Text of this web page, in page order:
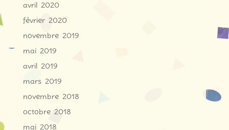
avril 2020
février 2020
novembre 2019
mai 2019
avril 2019
mars 2019
novembre 2018
octobre 2018
mai 2018